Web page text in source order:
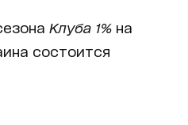
Клуба 1% на
состоится